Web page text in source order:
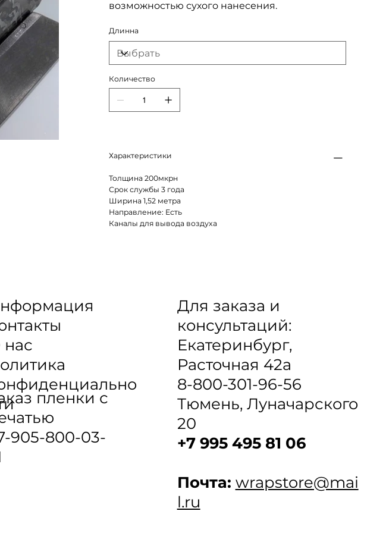
возможностью сухого нанесения.
Длинна
Количество
Характеристики
Толщина 200мкрн
Срок службы 3 года
Ширина 1,52 метра
Направление: Есть
Каналы для вывода воздуха
пленки с
905-800-03-
Для заказа и
консультаций:
Екатеринбург,
Расточная 42а
8-800-301-96-56
Тюмень, Луначарского
20
+7 995 495 81 06
Почта: wrapstore@mai
l.ru